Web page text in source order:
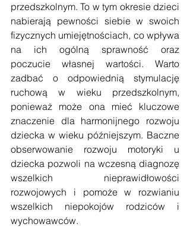
przedszkolnym. To w tym okresie dzieci
nabierają pewności siebie w swoich
fizycznych umiejętnościach, co wpływa
na ich ogólną sprawność oraz
poczucie własnej wartości. Warto
zadbać o odpowiednią stymulację
ruchową w wieku przedszkolnym,
ponieważ może ona mieć kluczowe
znaczenie dla harmonijnego rozwoju
dziecka w wieku późniejszym. Baczne
obserwowanie rozwoju motoryki u
dziecka pozwoli na wczesną diagnozę
wszelkich nieprawidłowości
rozwojowych i pomoże w rozwianiu
wszelkich niepokojów rodziców i
wychowawców.